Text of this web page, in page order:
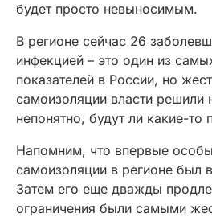
будет просто невыносимым.
В регионе сейчас 26
инфекцией – это один из
показателей в России, но
самоизоляции власти решили
непонятно, будут ли какие-то
Напомним, что впервые
самоизоляции в регионе был
Затем его еще дважды
ограничения были самыми